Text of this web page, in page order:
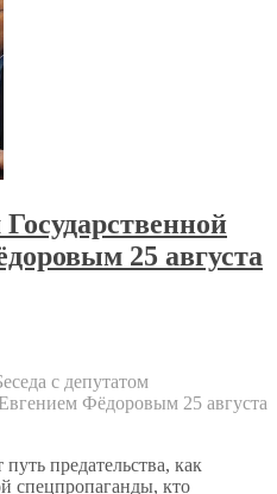
25 августа
с депутатом
Фёдоровым 25 августа
предательства, как
спецпропаганды, кто